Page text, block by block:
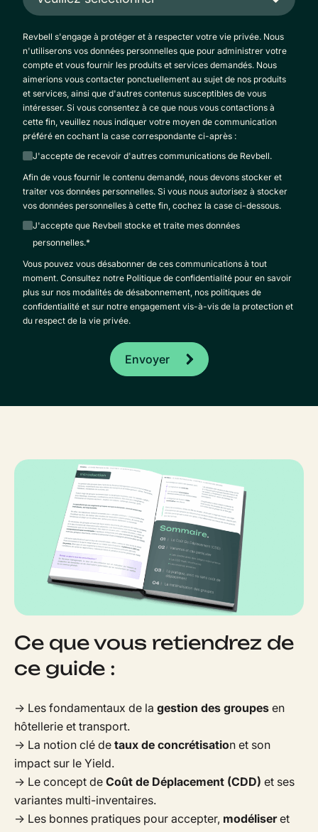
Revbell s'engage à protéger et à respecter votre vie privée. Nous
n'utiliserons vos données personnelles que pour administrer votre
compte et vous fournir les produits et services demandés. Nous
aimerions vous contacter ponctuellement au sujet de nos produits
et services, ainsi que d'autres contenus susceptibles de vous
intéresser. Si vous consentez à ce que nous vous contactions à
cette fin, veuillez nous indiquer votre moyen de communication
préféré en cochant la case correspondante ci-après :
J'accepte de recevoir d'autres communications de Revbell.
Afin de vous fournir le contenu demandé, nous devons stocker et
traiter vos données personnelles. Si vous nous autorisez à stocker
vos données personnelles à cette fin, cochez la case ci-dessous.
J'accepte que Revbell stocke et traite mes données
personnelles.*
Vous pouvez vous désabonner de ces communications à tout
moment. Consultez notre Politique de confidentialité pour en savoir
plus sur nos modalités de désabonnement, nos politiques de
confidentialité et sur notre engagement vis-à-vis de la protection et
du respect de la vie privée.
Ce que vous retiendrez de
ce guide :
→ Les fondamentaux de la gestion des groupes en
hôtellerie et transport.
→ La notion clé de taux de concrétisation et son
impact sur le Yield.
→ Le concept de Coût de Déplacement (CDD) et ses
variantes multi-inventaires.
→ Les bonnes pratiques pour accepter, modéliseret